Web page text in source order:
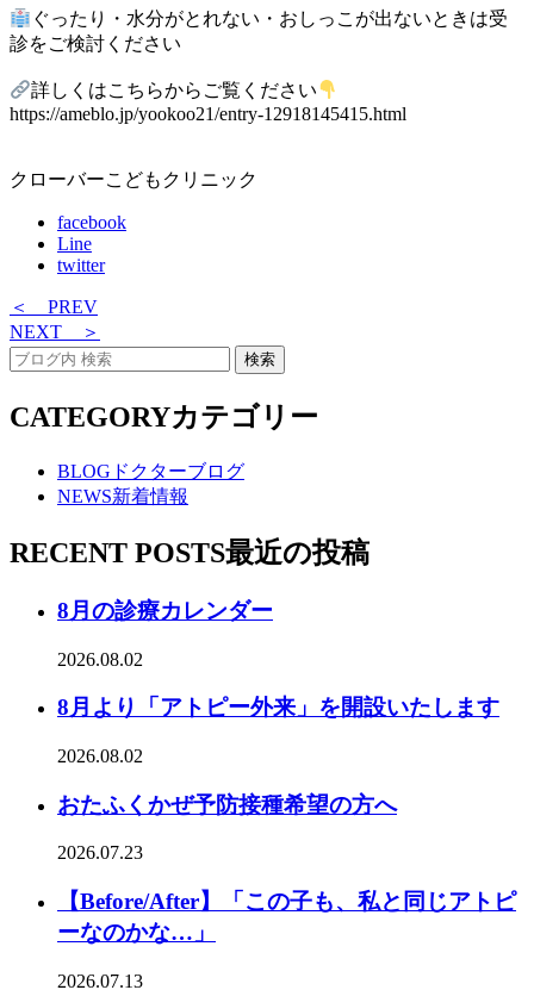
ぐったり・水分がとれない・おしっこが出ないときは受
診をご検討ください
詳しくはこちらからご覧ください
https://ameblo.jp/yookoo21/entry-12918145415.html
クローバーこどもクリニック
facebook
Line
twitter
＜ PREV
NEXT ＞
CATEGORYカテゴリー
BLOG ドクターブログ
NEWS新着情報
RECENT POSTS最近の投稿
8月の診療カレンダー
2026.08.02
8月より「アトピー外来」を開設いたします
2026.08.02
おたふくかぜ予防接種希望の方へ
2026.07.23
【Before/After】「この子も、私と同じアトピ
ーなのかな…」
2026.07.13